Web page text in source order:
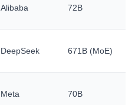
Alibaba 72B
DeepSeek 671B (MoE)
Meta 70B